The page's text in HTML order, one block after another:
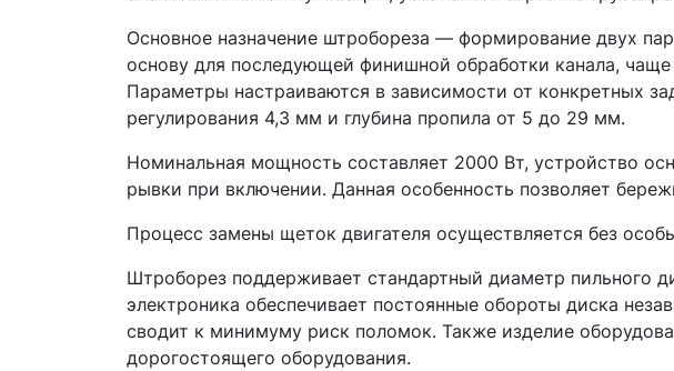
Основное назначение штробореза — формирование двух
основу для последующей финишной обработки канала,
Параметры настраиваются в зависимости от конкретных
регулирования 4,3 мм и глубина пропила от 5 до 29 мм.
Номинальная мощность составляет 2000 Вт, устройство
рывки при включении. Данная особенность позволяет
Процесс замены щеток двигателя осуществляется без
Штроборез поддерживает стандартный диаметр
электроника обеспечивает постоянные обороты диска
сводит к минимуму риск поломок. Также изделие
дорогостоящего оборудования.